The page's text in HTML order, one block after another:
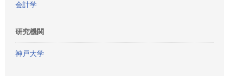
会計学
研究機関
神戸大学